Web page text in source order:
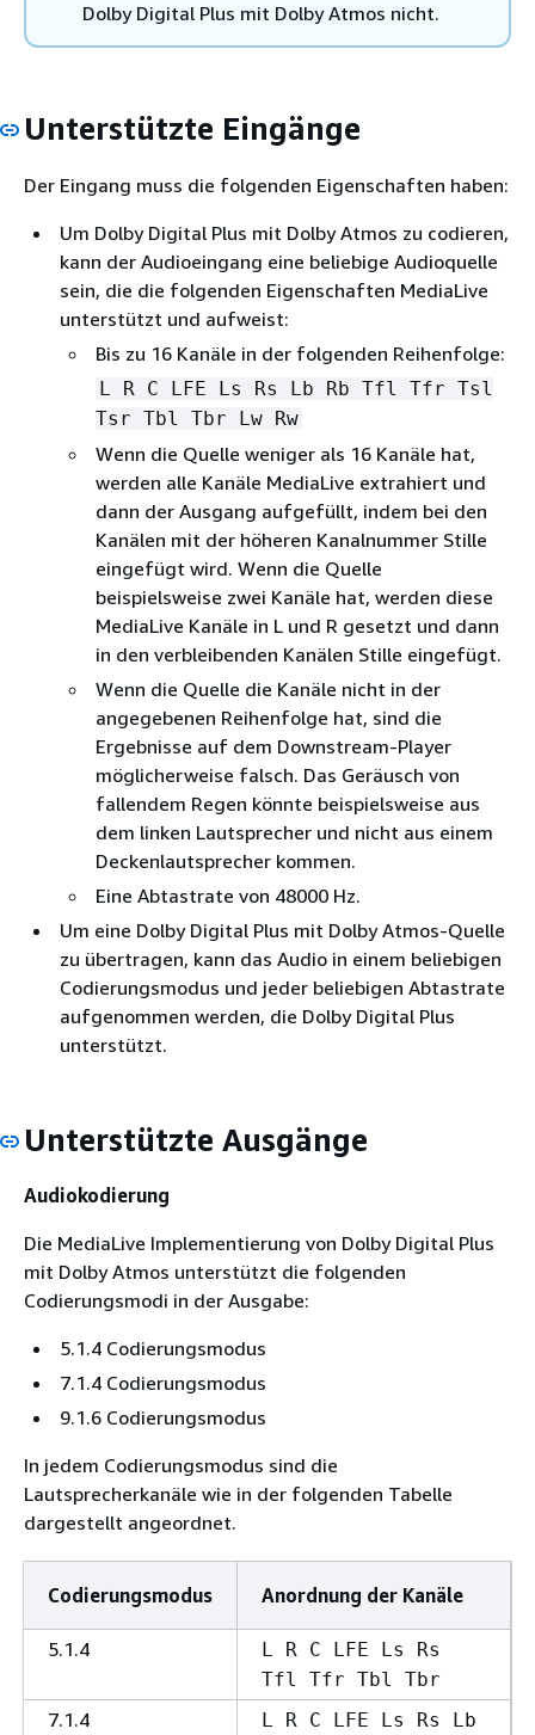
Dolby Digital Plus mit Dolby Atmos nicht.
Unterstützte Eingänge
Der Eingang muss die folgenden Eigenschaften haben:
Um Dolby Digital Plus mit Dolby Atmos zu codieren,
kann der Audioeingang eine beliebige Audioquelle
sein, die die folgenden Eigenschaften MediaLive
unterstützt und aufweist:
Bis zu 16 Kanäle in der folgenden Reihenfolge:
L R C LFE Ls Rs Lb Rb Tfl Tfr Tsl
Tsr Tbl Tbr Lw Rw
Wenn die Quelle weniger als 16 Kanäle hat,
werden alle Kanäle MediaLive extrahiert und
dann der Ausgang aufgefüllt, indem bei den
Kanälen mit der höheren Kanalnummer Stille
eingefügt wird. Wenn die Quelle
beispielsweise zwei Kanäle hat, werden diese
MediaLive Kanäle in L und R gesetzt und dann
in den verbleibenden Kanälen Stille eingefügt.
Wenn die Quelle die Kanäle nicht in der
angegebenen Reihenfolge hat, sind die
Ergebnisse auf dem Downstream-Player
möglicherweise falsch. Das Geräusch von
fallendem Regen könnte beispielsweise aus
dem linken Lautsprecher und nicht aus einem
Deckenlautsprecher kommen.
Eine Abtastrate von 48000 Hz.
Um eine Dolby Digital Plus mit Dolby Atmos-Quelle
zu übertragen, kann das Audio in einem beliebigen
Codierungsmodus und jeder beliebigen Abtastrate
aufgenommen werden, die Dolby Digital Plus
unterstützt.
Unterstützte Ausgänge
Audiokodierung
Die MediaLive Implementierung von Dolby Digital Plus
mit Dolby Atmos unterstützt die folgenden
Codierungsmodi in der Ausgabe:
5.1.4 Codierungsmodus
7.1.4 Codierungsmodus
9.1.6 Codierungsmodus
In jedem Codierungsmodus sind die
Lautsprecherkanäle wie in der folgenden Tabelle
dargestellt angeordnet.
Codierungsmodus Anordnung der Kanäle
5.1.4
L R C LFE Ls Rs
Tfl Tfr Tbl Tbr
7.1.4 L R C LFE Ls Rs Lb